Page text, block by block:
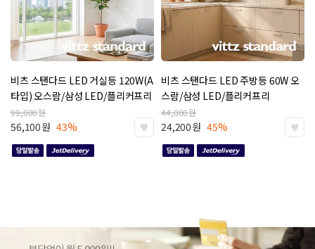
비츠 스탠다드 LED 거실등 120W(A
타입)오스람/삼성 LED/플리커프리
99,000원
56,100원 43%
비츠 스탠다드 LED 주방등 60W오
스람/삼성 LED/플리커프리
44,000원
24,200원 45%